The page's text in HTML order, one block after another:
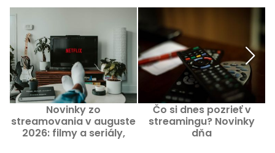
Novinky zo
streamovania v auguste
2026: filmy a seriály,
Čo si dnes pozrieť v
streamingu? Novinky
dňa